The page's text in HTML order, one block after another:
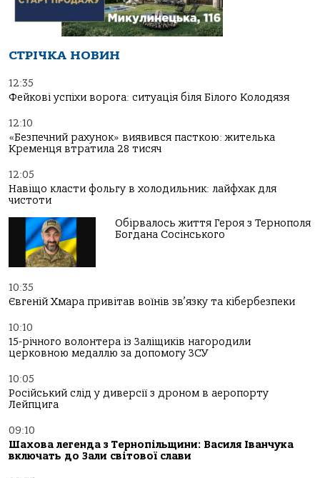
СТРІЧКА НОВИН
12:35
Фейкові успіхи ворога: ситуація біля Білого Колодязя
12:10
«Безпечний рахунок» виявився пасткою: жителька
Кременця втратила 28 тисяч
12:05
Навіщо класти фольгу в холодильник: лайфхак для
чистоти
Обірвалось життя Героя з Тернополя
Богдана Сосінського
10:35
Євгеній Хмара привітав воїнів зв’язку та кібербезпеки
10:10
15-річного волонтера із Заліщиків нагородили
церковною медаллю за допомогу ЗСУ
10:05
Російський слід у диверсії з дроном в аеропорту
Лейпцига
09:10
Шахова легенда з Тернопільщини: Василя Іванчука
включать до Зали світової слави